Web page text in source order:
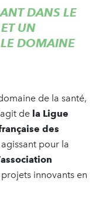
DANS LE
UN
DOMAINE
de la santé,
de la Ligue
des
agissant pour la
innovants en